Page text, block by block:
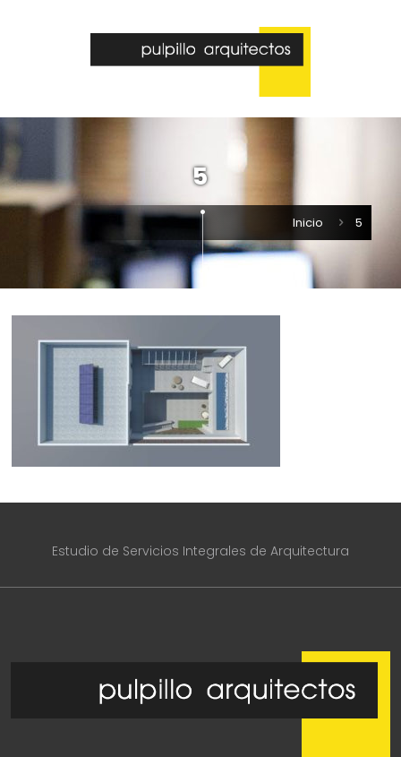
5
Inicio 5
Estudio de Servicios Integrales de Arquitectura